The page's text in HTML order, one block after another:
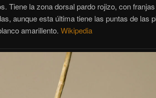
Tiene la zona dorsal pardo rojizo, con
aunque esta última tiene las puntas de las
amarillento. Wikipedia